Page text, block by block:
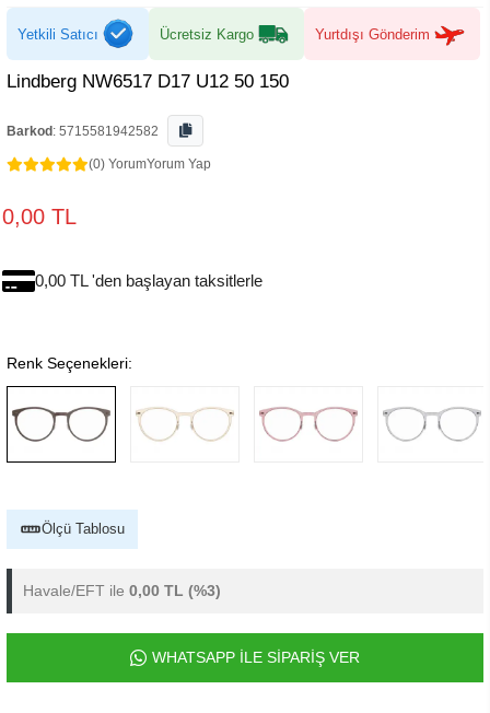
Yetkili Satıcı Ücretsiz Kargo Yurtdışı Gönderim
Lindberg NW6517 D17 U12 50 150
Barkod : 5715581942582
(0) YorumYorum Yap
0,00 TL
0,00 TL 'den başlayan taksitlerle
Renk Seçenekleri:
Ölçü Tablosu
Havale/EFT ile 0,00 TL (%3)
WHATSAPP İLE SİPARİŞ VER